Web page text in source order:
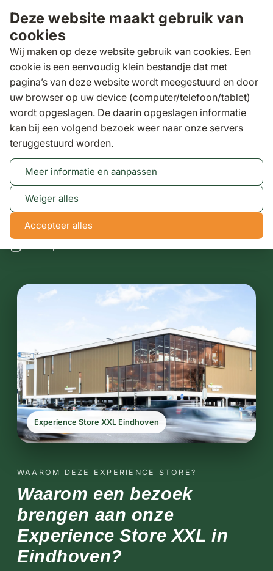
Deze website maakt gebruik van
cookies
Wij maken op deze website gebruik van cookies. Een
cookie is een eenvoudig klein bestandje dat met
pagina’s van deze website wordt meegestuurd en door
uw browser op uw device (computer/telefoon/tablet)
wordt opgeslagen. De daarin opgeslagen informatie
kan bij een volgend bezoek weer naar onze servers
teruggestuurd worden.
Meer informatie en aanpassen
Weiger alles
Accepteer alles
Zoeken
Wij zijn op zondag gesloten. Kom gerust
op andere dagen langs!
Lees meer
Eindhoven
Experience Store XXL Eindhoven
WAAROM DEZE EXPERIENCE STORE?
Waarom een bezoek
brengen aan onze
Experience Store XXL in
Eindhoven?